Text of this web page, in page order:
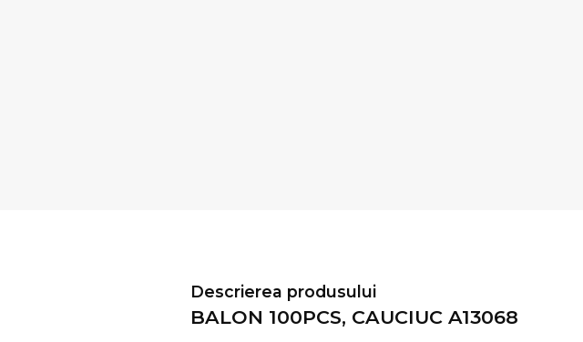
Descrierea produsului
BALON 100PCS, CAUCIUC A13068